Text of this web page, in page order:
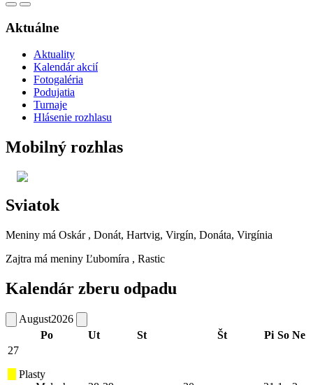
Aktuálne
Aktuality
Kalendár akcií
Fotogaléria
Podujatia
Turnaje
Hlásenie rozhlasu
Mobilný rozhlas
Sviatok
Meniny má Oskár , Donát, Hartvig, Virgín, Donáta, Virgínia
Zajtra má meniny Ľubomíra , Rastic
Kalendár zberu odpadu
August2026
Po
Ut St Št Pi So Ne
27
Plasty